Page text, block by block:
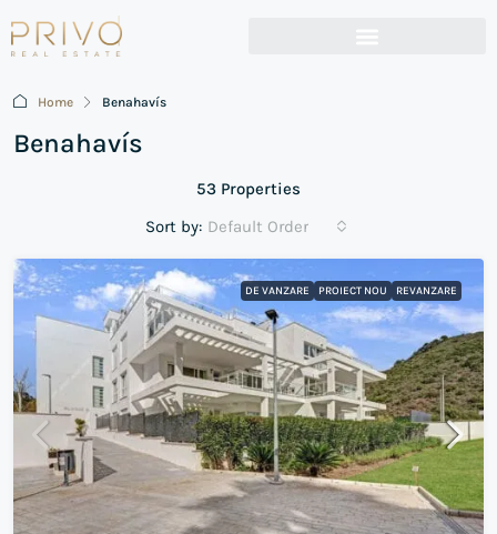
Home Benahavís
Benahavís
53 Properties
Sort by: Default Order
DE VANZARE PROIECT NOU REVANZARE